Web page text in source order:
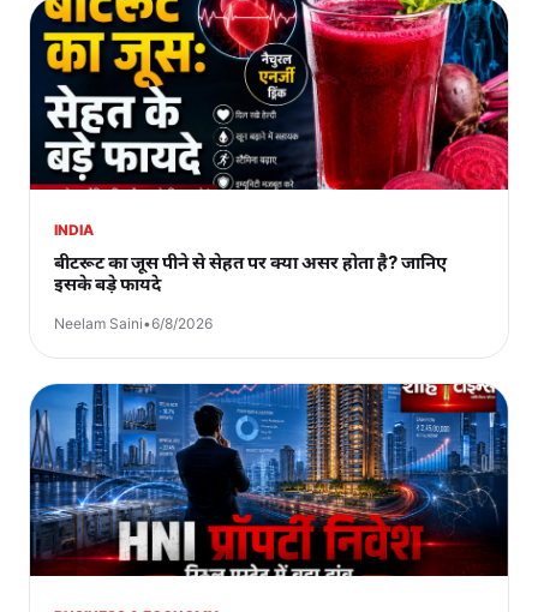
INDIA
बीटरूट का जूस पीने से सेहत पर क्या असर होता है? जानिए
इसके बड़े फायदे
Neelam Saini•6/8/2026